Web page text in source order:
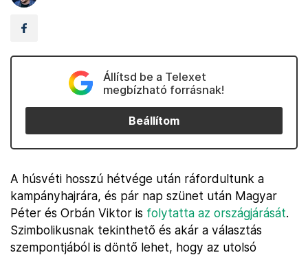
Állítsd be a Telexet
megbízható forrásnak!
Beállítom
A húsvéti hosszú hétvége után ráfordultunk a
kampányhajrára, és pár nap szünet után Magyar
Péter és Orbán Viktor is folytatta az országjárását.
Szimbolikusnak tekinthető és akár a választás
szempontjából is döntő lehet, hogy az utolsó